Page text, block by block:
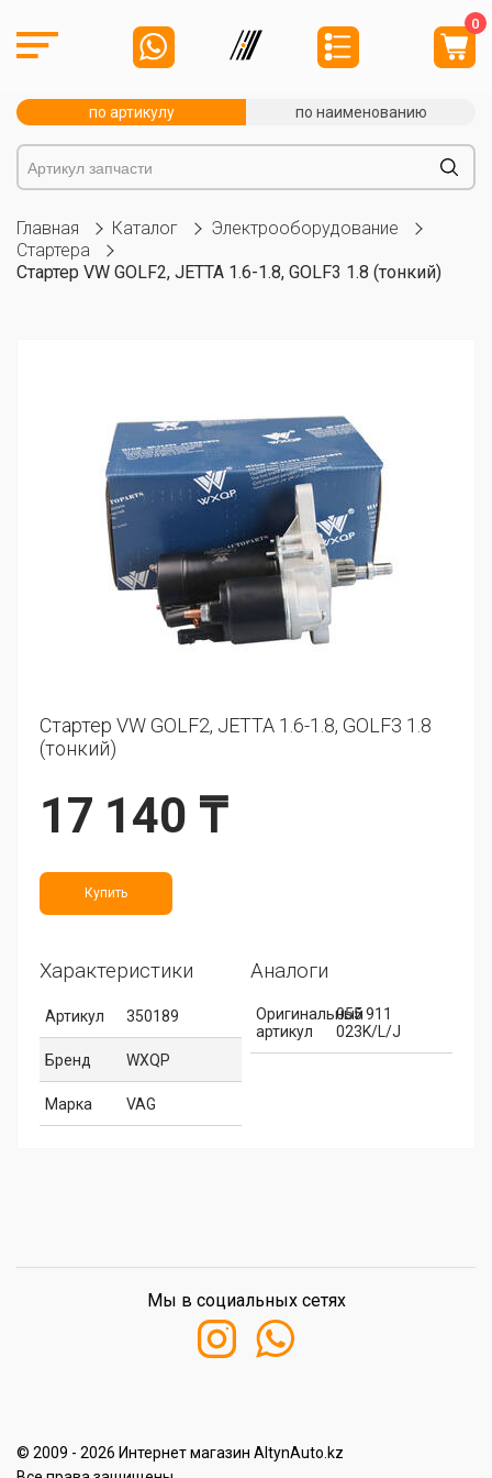
0
по артикулу по наименованию
Главная Каталог
Электрооборудование
Стартера
Стартер VW GOLF2, JETTA 1.6-1.8, GOLF3 1.8 (тонкий)
Стартер VW GOLF2, JETTA 1.6-1.8, GOLF3 1.8
(тонкий)
17 140 ₸
Купить
Характеристики
Артикул 350189
Бренд WXQP
Марка VAG
Аналоги
Оригинальный
артикул
055 911
023K/L/J
© 2009 - 2026 Интернет магазин AltynAuto.kz
Мы в социальных сетях